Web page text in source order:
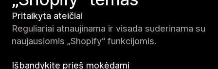
Pritaikyta ateičiai
Reguliariai atnaujinama ir visada suderinama su
naujausiomis „Shopify“ funkcijomis.
Išbandykite prieš mokėdami